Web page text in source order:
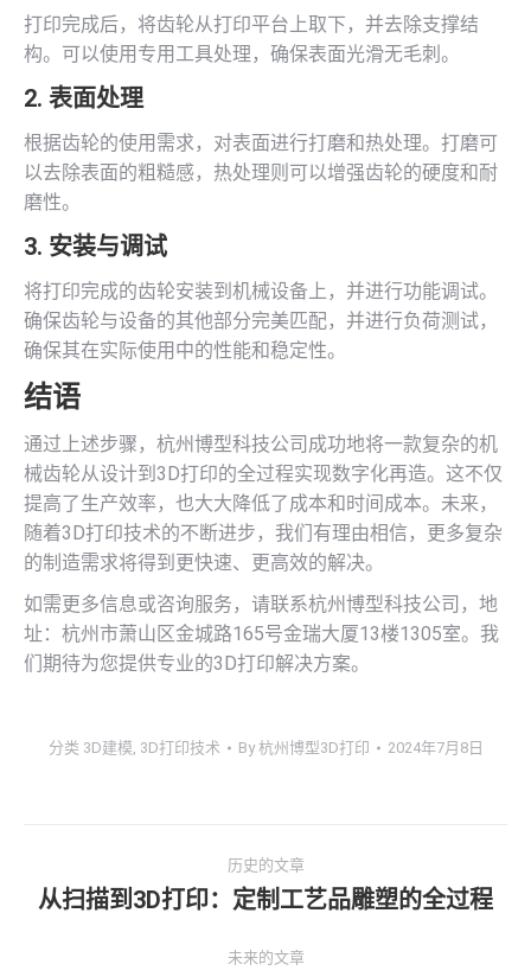
打印完成后，将齿轮从打印平台上取下，并去除支撑结
构。可以使用专用工具处理，确保表面光滑无毛刺。
2. 表面处理
根据齿轮的使用需求，对表面进行打磨和热处理。打磨可
以去除表面的粗糙感，热处理则可以增强齿轮的硬度和耐
磨性。
3. 安装与调试
将打印完成的齿轮安装到机械设备上，并进行功能调试。
确保齿轮与设备的其他部分完美匹配，并进行负荷测试，
确保其在实际使用中的性能和稳定性。
结语
通过上述步骤，杭州博型科技公司成功地将一款复杂的机
械齿轮从设计到3D打印的全过程实现数字化再造。这不仅
提高了生产效率，也大大降低了成本和时间成本。未来，
随着3D打印技术的不断进步，我们有理由相信，更多复杂
的制造需求将得到更快速、更高效的解决。
如需更多信息或咨询服务，请联系杭州博型科技公司，地
址：杭州市萧山区金城路165号金瑞大厦13楼1305室。我
们期待为您提供专业的3D打印解决方案。
分类 3D建模, 3D打印技术 By杭州博型3D打印 2024年7月8日
章
历史的文章
历
的
从扫描到3D打印：定制工艺品雕塑的全过程
未来的文章